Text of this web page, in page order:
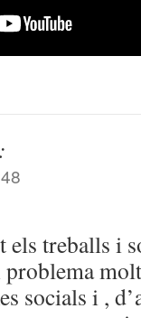
els treballs i
socials i ,